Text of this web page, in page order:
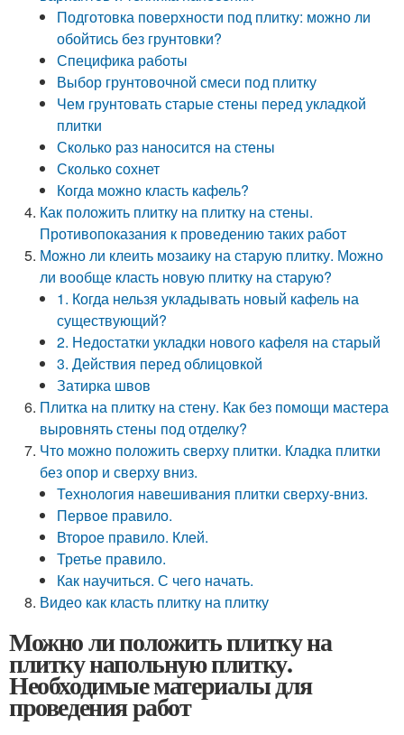
Подготовка поверхности под плитку: можно ли
обойтись без грунтовки?
Специфика работы
Выбор грунтовочной смеси под плитку
Чем грунтовать старые стены перед укладкой
плитки
Сколько раз наносится на стены
Сколько сохнет
Когда можно класть кафель?
Как положить плитку на плитку на стены.
Противопоказания к проведению таких работ
Можно ли клеить мозаику на старую плитку. Можно
ли вообще класть новую плитку на старую?
1. Когда нельзя укладывать новый кафель на
существующий?
2. Недостатки укладки нового кафеля на старый
3. Действия перед облицовкой
Затирка швов
Плитка на плитку на стену. Как без помощи мастера
выровнять стены под отделку?
Что можно положить сверху плитки. Кладка плитки
без опор и сверху вниз.
Технология навешивания плитки сверху-вниз.
Первое правило.
Второе правило. Клей.
Третье правило.
Как научиться. С чего начать.
Видео как класть плитку на плитку
Можно ли положить плитку на
плитку напольную плитку.
Необходимые материалы для
проведения работ